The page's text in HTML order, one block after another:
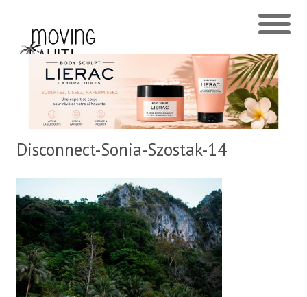
Disconnect-Sonia-Szostak-14